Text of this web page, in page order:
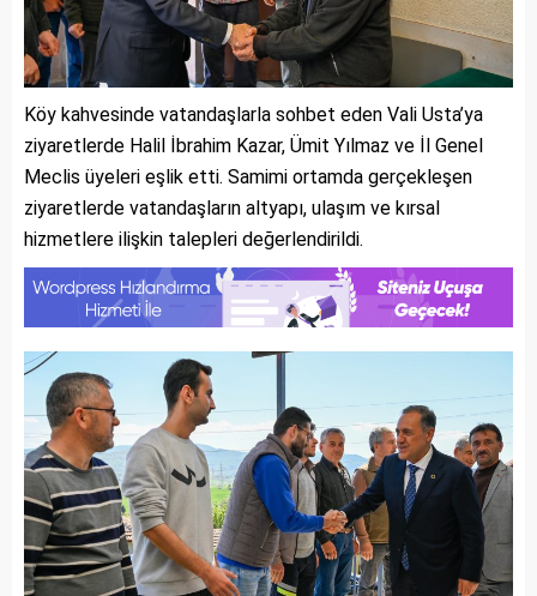
Köy kahvesinde vatandaşlarla sohbet eden Vali Usta’ya
ziyaretlerde Halil İbrahim Kazar, Ümit Yılmaz ve İl Genel
Meclis üyeleri eşlik etti. Samimi ortamda gerçekleşen
ziyaretlerde vatandaşların altyapı, ulaşım ve kırsal
hizmetlere ilişkin talepleri değerlendirildi.